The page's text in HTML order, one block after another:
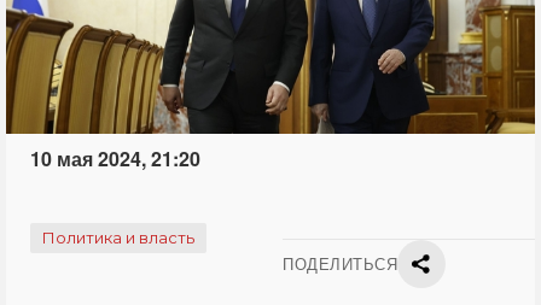
10 мая 2024, 21:20
Политика и власть
ПОДЕЛИТЬСЯ